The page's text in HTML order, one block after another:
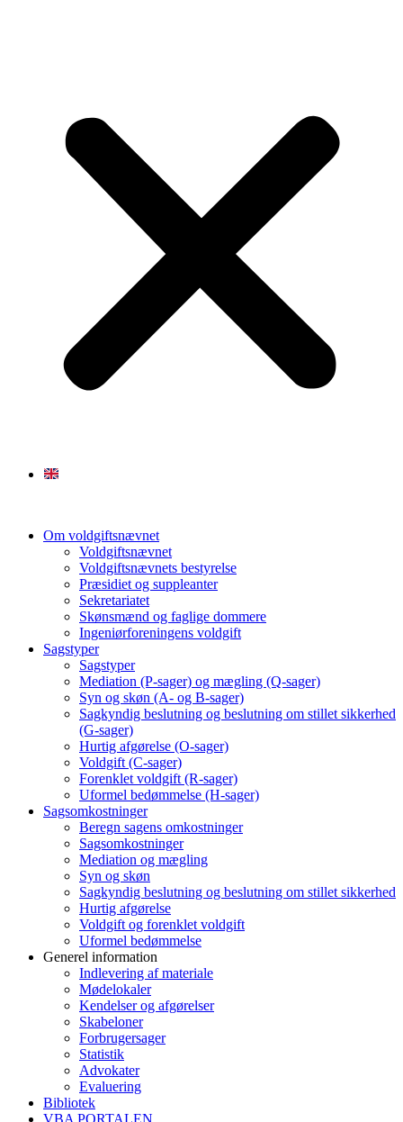
Om voldgiftsnævnet
Voldgiftsnævnet
Voldgiftsnævnets bestyrelse
Præsidiet og suppleanter
Sekretariatet
Skønsmænd og faglige dommere
Ingeniørforeningens voldgift
Sagstyper
Sagstyper
Mediation (P-sager) og mægling (Q-sager)
Syn og skøn (A- og B-sager)
Sagkyndig beslutning og beslutning om stillet sikkerhed
(G-sager)
Hurtig afgørelse (O-sager)
Voldgift (C-sager)
Forenklet voldgift (R-sager)
Uformel bedømmelse (H-sager)
Sagsomkostninger
Beregn sagens omkostninger
Sagsomkostninger
Mediation og mægling
Syn og skøn
Sagkyndig beslutning og beslutning om stillet sikkerhed
Hurtig afgørelse
Voldgift og forenklet voldgift
Uformel bedømmelse
Generel information
Indlevering af materiale
Mødelokaler
Kendelser og afgørelser
Skabeloner
Forbrugersager
Statistik
Advokater
Evaluering
Bibliotek
VBA PORTALEN